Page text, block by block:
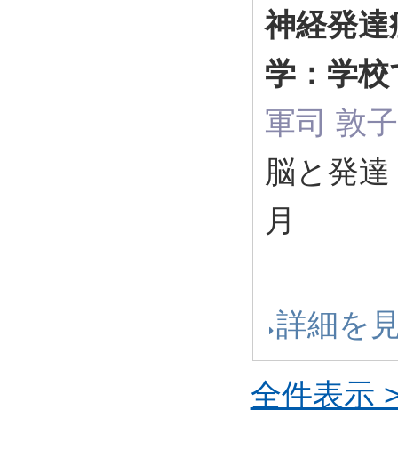
神経発
学：学
軍司 敦子
脳と発
月
詳細を
全件表示